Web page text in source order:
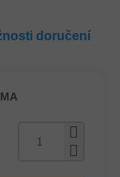
doručení